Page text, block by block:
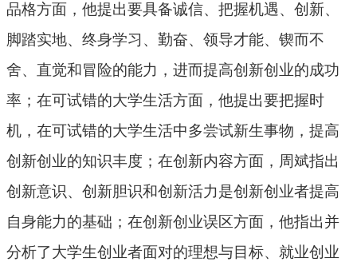
品格方面，他提出要具备诚信、把握机遇、创新、
脚踏实地、终身学习、勤奋、领导才能、锲而不
舍、直觉和冒险的能力，进而提高创新创业的成功
率；在可试错的大学生活方面，他提出要把握时
机，在可试错的大学生活中多尝试新生事物，提高
创新创业的知识丰度；在创新内容方面，周斌指出
创新意识、创新胆识和创新活力是创新创业者提高
自身能力的基础；在创新创业误区方面，他指出并
分析了大学生创业者面对的理想与目标、就业创业